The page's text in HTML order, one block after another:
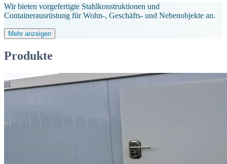
Wir bieten vorgefertigte Stahlkonstruktionen und
Containerausrüstung für Wohn-, Geschäfts- und Nebenobjekte an.
Mehr anzeigen
Produkte